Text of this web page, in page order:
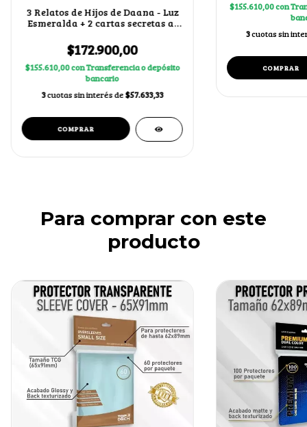
3 Relatos de Hijos de Daana - Luz
Esmeralda + 2 cartas secretas al
$172.900,00
$155.610,00conTransferencia o depósito
bancario
3cuotas sin interés de$57.633,33
$155.610,00con
3cuotas sin
Para comprar con este
producto